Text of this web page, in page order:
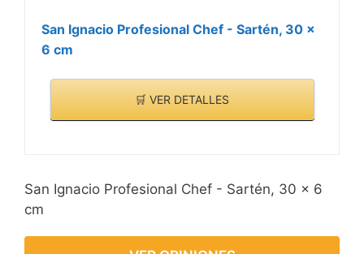
San Ignacio Profesional Chef - Sartén, 30 x
6 cm
🛒 VER DETALLES
San Ignacio Profesional Chef - Sartén, 30 x 6
cm